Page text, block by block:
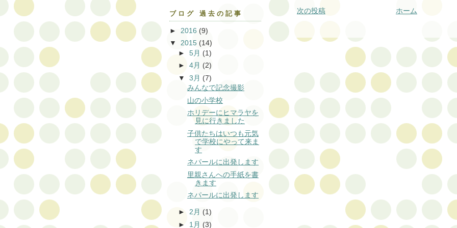
次の投稿 ホーム
ブログ 過去の記事
► 2016 (9)
▼ 2015 (14)
► 5月 (1)
► 4月 (2)
▼ 3月 (7)
みんなで記念撮影
山の小学校
ホリデーにヒマラヤを
見に行きました
子供たちはいつも元気
で学校にやって来ま
す
ネパールに出発します
里親さんへの手紙を書
きます
ネパールに出発します
► 2月 (1)
► 1月 (3)